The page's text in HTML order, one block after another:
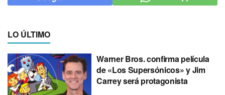
LO ÚLTIMO
Warner Bros. confirma película
de «Los Supersónicos» y Jim
Carrey será protagonista